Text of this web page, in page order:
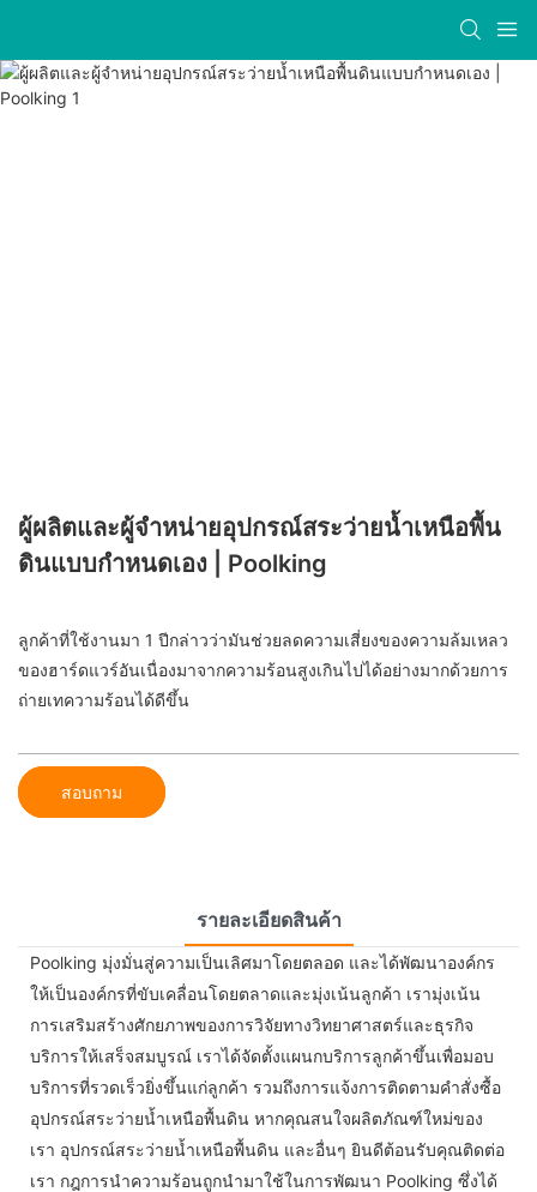
ผู้ผลิตและผู้จำหน่ายอุปกรณ์สระว่ายน้ำเหนือพื้น
ดินแบบกำหนดเอง | Poolking
ลูกค้าที่ใช้งานมา 1 ปีกล่าวว่ามันช่วยลดความเสี่ยงของความล้มเหลว
ของฮาร์ดแวร์อันเนื่องมาจากความร้อนสูงเกินไปได้อย่างมากด้วยการ
ถ่ายเทความร้อนได้ดีขึ้น
สอบถาม
รายละเอียดสินค้า
Poolking มุ่งมั่นสู่ความเป็นเลิศมาโดยตลอด และได้พัฒนาองค์กร
ให้เป็นองค์กรที่ขับเคลื่อนโดยตลาดและมุ่งเน้นลูกค้า เรามุ่งเน้น
การเสริมสร้างศักยภาพของการวิจัยทางวิทยาศาสตร์และธุรกิจ
บริการให้เสร็จสมบูรณ์ เราได้จัดตั้งแผนกบริการลูกค้าขึ้นเพื่อมอบ
บริการที่รวดเร็วยิ่งขึ้นแก่ลูกค้า รวมถึงการแจ้งการติดตามคำสั่งซื้อ
อุปกรณ์สระว่ายน้ำเหนือพื้นดิน หากคุณสนใจผลิตภัณฑ์ใหม่ของ
เรา อุปกรณ์สระว่ายน้ำเหนือพื้นดิน และอื่นๆ ยินดีต้อนรับคุณติดต่อ
เรา กฎการนำความร้อนถูกนำมาใช้ในการพัฒนา Poolking ซึ่งได้